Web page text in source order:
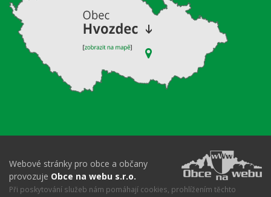
Webové stránky pro obce a občany
provozuje Obce na webu s.r.o.
Při poskytování služeb nám pomáhají cookies, prohlížením těchto